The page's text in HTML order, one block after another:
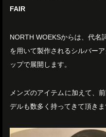
FAIR
NORTH WOEKSからは、代名
を用いて製作されるシルバー
ップで展開します。
メンズのアイテムに加えて、
デルも数多く持ってきて頂きま